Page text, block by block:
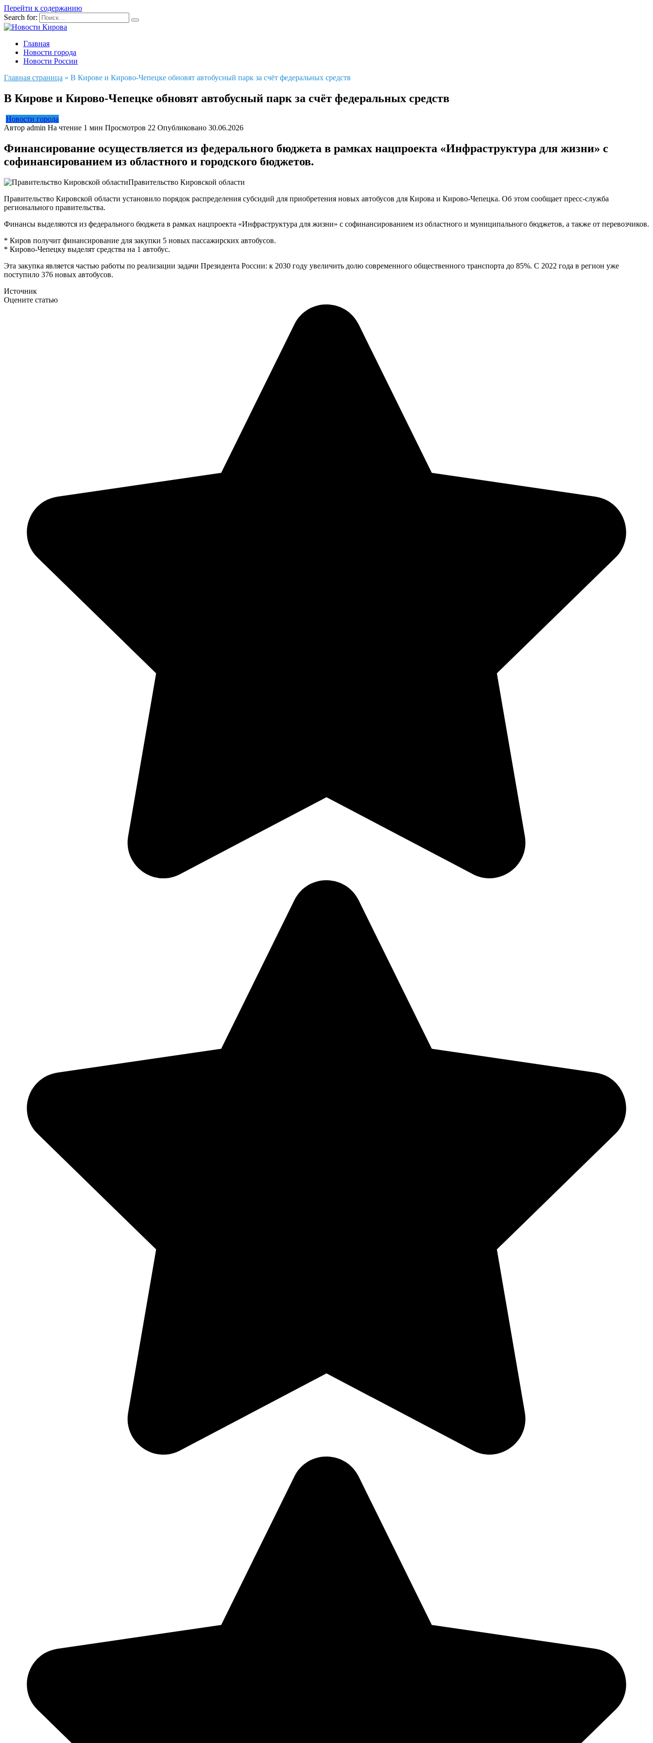
Перейти к содержанию
Search for:
Главная
Новости города
Новости России
Главная страница » В Кирове и Кирово-Чепецке обновят автобусный парк за счёт федеральных средств
В Кирове и Кирово-Чепецке обновят автобусный парк за счёт федеральных средств
Новости города
Автор admin На чтение 1 мин Просмотров 22 Опубликовано 30.06.2026
Финансирование осуществляется из федерального бюджета в рамках нацпроекта «Инфраструктура для жизни» с
софинансированием из областного и городского бюджетов.
Правительство Кировской области
Правительство Кировской области установило порядок распределения субсидий для приобретения новых автобусов для Кирова и Кирово-Чепецка. Об этом сообщает пресс-служба
регионального правительства.
Финансы выделяются из федерального бюджета в рамках нацпроекта «Инфраструктура для жизни» с софинансированием из областного и муниципального бюджетов, а также от перевозчиков.
* Киров получит финансирование для закупки 5 новых пассажирских автобусов.
* Кирово-Чепецку выделят средства на 1 автобус.
Эта закупка является частью работы по реализации задачи Президента России: к 2030 году увеличить долю современного общественного транспорта до 85%. С 2022 года в регион уже
поступило 376 новых автобусов.
Источник
Оцените статью